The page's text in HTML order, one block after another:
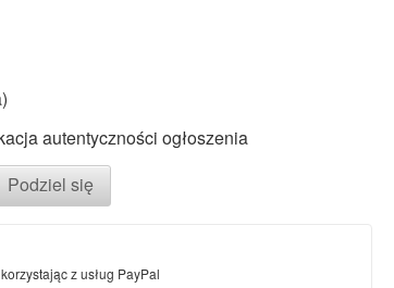
autentyczności ogłoszenia
Podziel się
z usług PayPal